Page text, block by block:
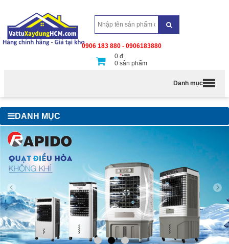
0906 183 880 - 0906183880
0 đ
0 sản phẩm
Danh mục
DANH MỤC